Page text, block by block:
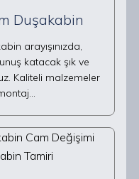
Duşakabin
arayışınızda,
katacak şık ve
Kaliteli malzemeler